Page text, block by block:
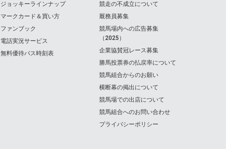
ジョッキーラインナップ
マークカード＆買い方
ファンブック
電話実況サービス
無料優待バス時刻表
競走の不成立について
厩務員募集
競馬場内への広告募集
（2025）
企業協賛冠レース募集
勝馬投票券の払戻率について
競馬組合からのお願い
横断幕の掲出について
競馬場での出店について
競馬組合へのお問い合わせ
プライバシーポリシー